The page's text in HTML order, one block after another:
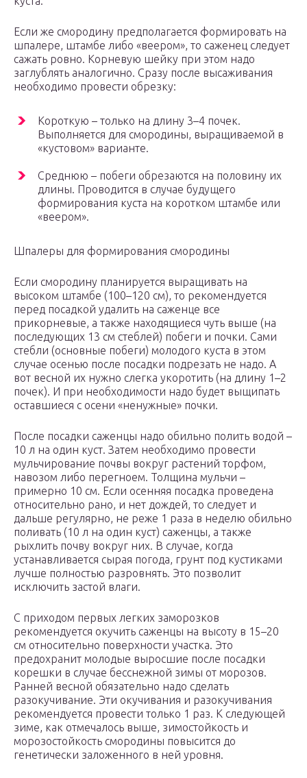
Если же смородину предполагается формировать на
шпалере, штамбе либо «веером», то саженец следует
сажать ровно. Корневую шейку при этом надо
заглублять аналогично. Сразу после высаживания
необходимо провести обрезку:
Короткую – только на длину 3–4 почек.
Выполняется для смородины, выращиваемой в
«кустовом» варианте.
Среднюю – побеги обрезаются на половину их
длины. Проводится в случае будущего
формирования куста на коротком штамбе или
«веером».
Шпалеры для формирования смородины
Если смородину планируется выращивать на
высоком штамбе (100–120 см), то рекомендуется
перед посадкой удалить на саженце все
прикорневые, а также находящиеся чуть выше (на
последующих 13 см стеблей) побеги и почки. Сами
стебли (основные побеги) молодого куста в этом
случае осенью после посадки подрезать не надо. А
вот весной их нужно слегка укоротить (на длину 1–2
почек). И при необходимости надо будет выщипать
оставшиеся с осени «ненужные» почки.
После посадки саженцы надо обильно полить водой –
10 л на один куст. Затем необходимо провести
мульчирование почвы вокруг растений торфом,
навозом либо перегноем. Толщина мульчи –
примерно 10 см. Если осенняя посадка проведена
относительно рано, и нет дождей, то следует и
дальше регулярно, не реже 1 раза в неделю обильно
поливать (10 л на один куст) саженцы, а также
рыхлить почву вокруг них. В случае, когда
устанавливается сырая погода, грунт под кустиками
лучше полностью разровнять. Это позволит
исключить застой влаги.
С приходом первых легких заморозков
рекомендуется окучить саженцы на высоту в 15–20
см относительно поверхности участка. Это
предохранит молодые выросшие после посадки
корешки в случае бесснежной зимы от морозов.
Ранней весной обязательно надо сделать
разокучивание. Эти окучивания и разокучивания
рекомендуется провести только 1 раз. К следующей
зиме, как отмечалось выше, зимостойкость и
морозостойкость смородины повысится до
генетически заложенного в ней уровня.